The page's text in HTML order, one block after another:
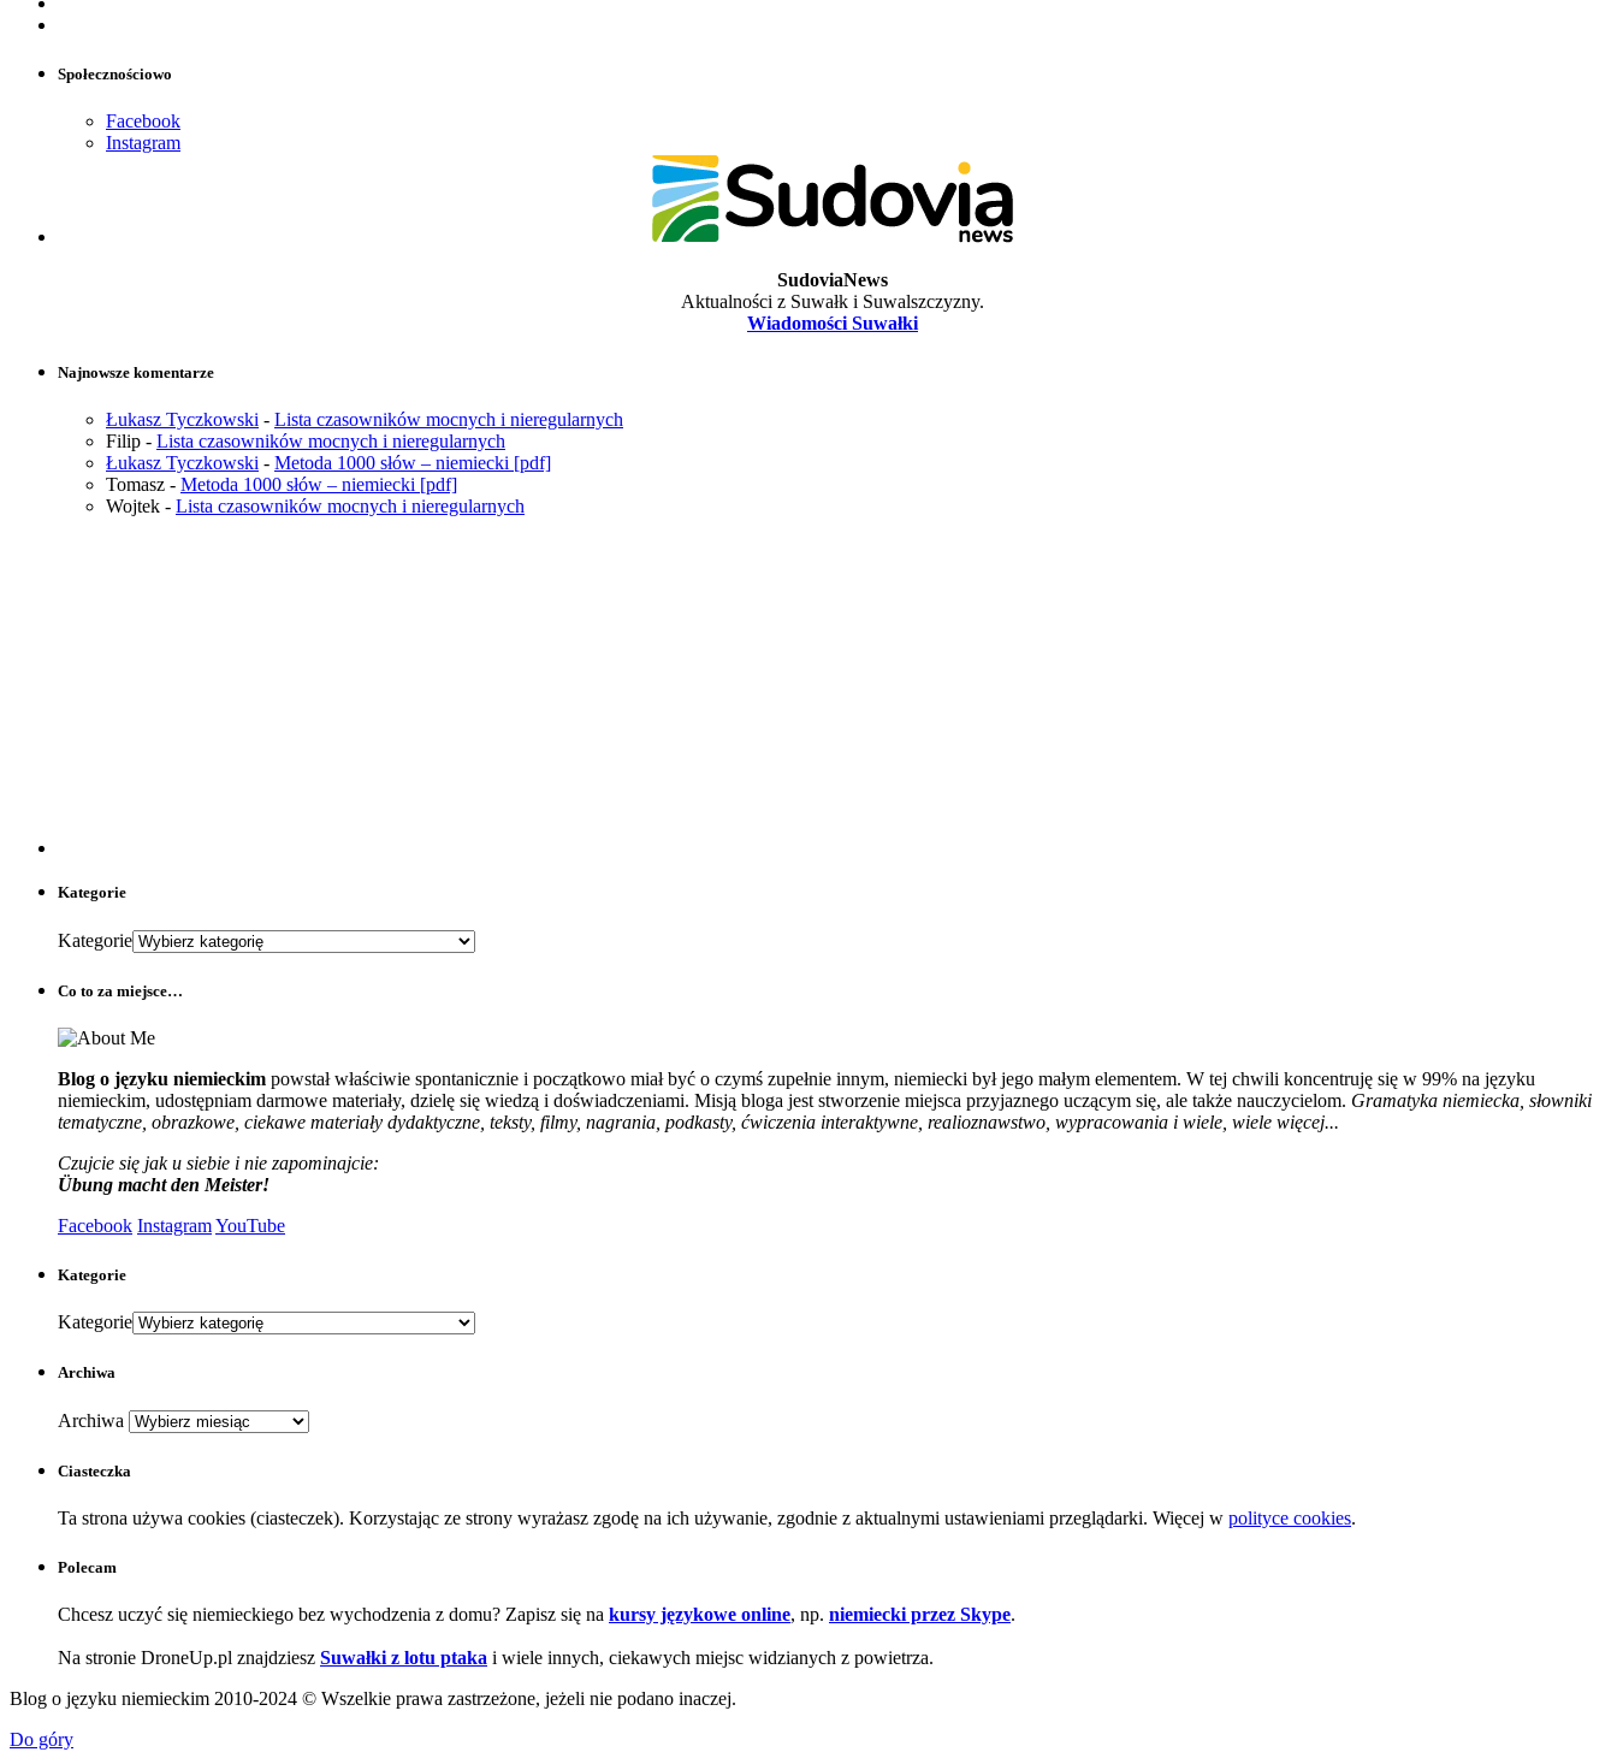
Społecznościowo
Facebook
Instagram
SudoviaNews
Aktualności z Suwałk i Suwalszczyzny.
Wiadomości Suwałki
Najnowsze komentarze
Łukasz Tyczkowski - Lista czasowników mocnych i nieregularnych
Filip - Lista czasowników mocnych i nieregularnych
Łukasz Tyczkowski - Metoda 1000 słów – niemiecki [pdf]
Tomasz - Metoda 1000 słów – niemiecki [pdf]
Wojtek - Lista czasowników mocnych i nieregularnych
Kategorie
Kategorie
Co to za miejsce…
Blog o języku niemieckim powstał właściwie spontanicznie i początkowo miał być o czymś zupełnie innym, niemiecki był jego małym elementem. W tej chwili koncentruję się w 99% na języku
niemieckim, udostępniam darmowe materiały, dzielę się wiedzą i doświadczeniami. Misją bloga jest stworzenie miejsca przyjaznego uczącym się, ale także nauczycielom. Gramatyka niemiecka, słowniki
tematyczne, obrazkowe, ciekawe materiały dydaktyczne, teksty, filmy, nagrania, podkasty, ćwiczenia interaktywne, realioznawstwo, wypracowania i wiele, wiele więcej...
Czujcie się jak u siebie i nie zapominajcie:
Übung macht den Meister!
Facebook InstagramYouTube
Kategorie
Kategorie
Archiwa
Archiwa
Ciasteczka
Ta strona używa cookies (ciasteczek). Korzystając ze strony wyrażasz zgodę na ich używanie, zgodnie z aktualnymi ustawieniami przeglądarki. Więcej w polityce cookies.
Polecam
Chcesz uczyć się niemieckiego bez wychodzenia z domu? Zapisz się na kursy językowe online, np. niemiecki przez Skype.
Na stronie DroneUp.pl znajdziesz Suwałki z lotu ptaka i wiele innych, ciekawych miejsc widzianych z powietrza.
Blog o języku niemieckim 2010-2024 © Wszelkie prawa zastrzeżone, jeżeli nie podano inaczej.
Do góry